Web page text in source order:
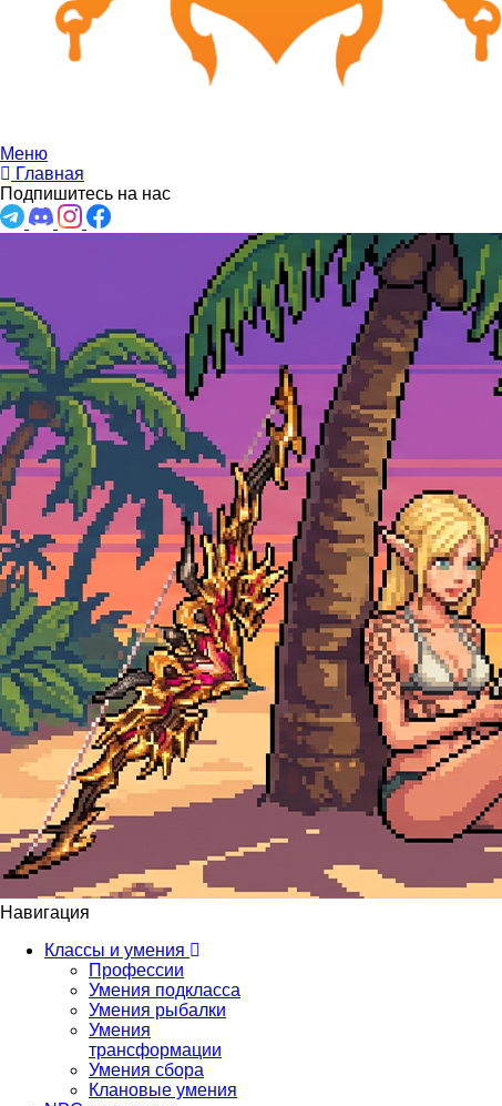
Меню
Главная
Подпишитесь на нас
Навигация
Классы и умения
Профессии
Умения подкласса
Умения рыбалки
Умения
трансформации
Умения сбора
Клановые умения